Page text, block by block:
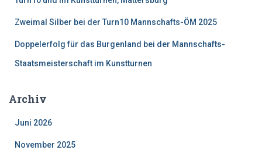
Zweimal Silber bei der Turn10 Mannschafts-ÖM 2025
Doppelerfolg für das Burgenland bei der Mannschafts-
Staatsmeisterschaft im Kunstturnen
Archiv
Juni 2026
November 2025